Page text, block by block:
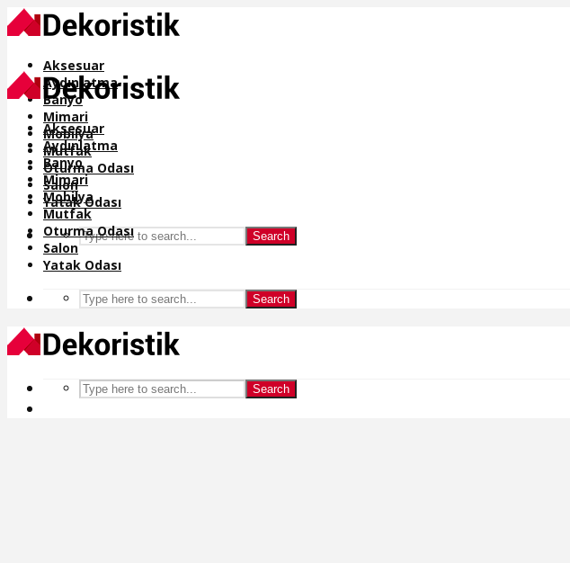
Aksesuar
Aydınlatma
Banyo
Mimari
Mobilya
Mutfak
Oturma Odası
Salon
Yatak Odası
Search
Aksesuar
Aydınlatma
Banyo
Mimari
Mobilya
Mutfak
Oturma Odası
Salon
Yatak Odası
Search
Search